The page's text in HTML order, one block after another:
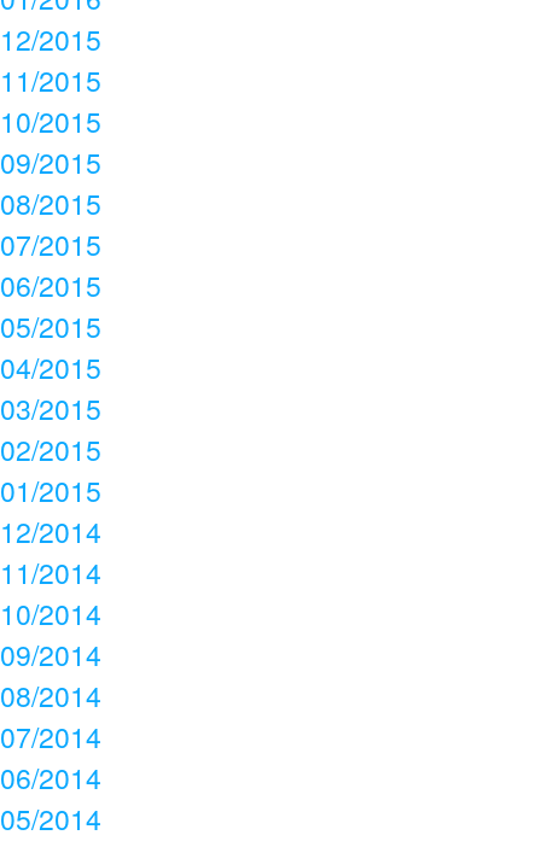
12/2015
11/2015
10/2015
09/2015
08/2015
07/2015
06/2015
05/2015
04/2015
03/2015
02/2015
01/2015
12/2014
11/2014
10/2014
09/2014
08/2014
07/2014
06/2014
05/2014